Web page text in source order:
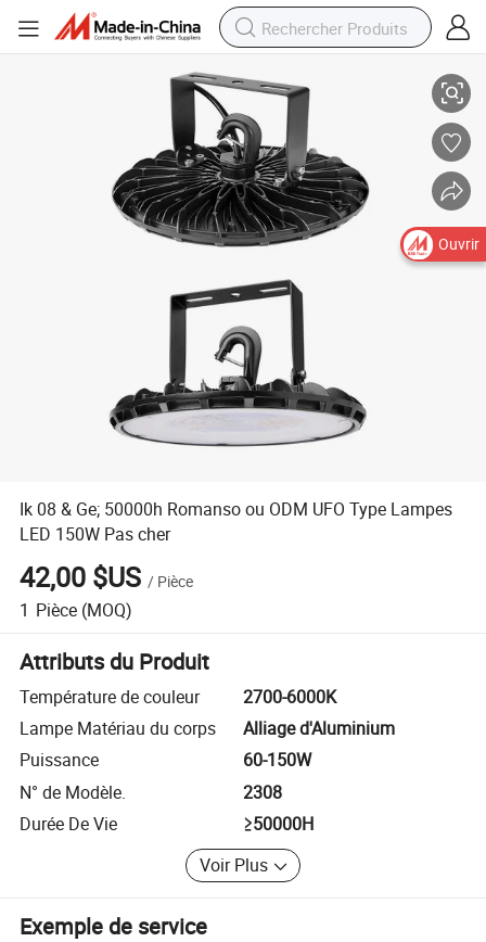
Ik 08 & Ge; 50000h Romanso ou ODM UFO Type Lampes
LED 150W Pas cher
42,00 $US / Pièce
1 Pièce (MOQ)
Attributs du Produit
Température de couleur
2700-6000K
Lampe Matériau du corps
Alliage d'Aluminium
Puissance
60-150W
N° de Modèle.
2308
Durée De Vie
≥50000H
Voir Plus
Exemple de service
Ouvrir